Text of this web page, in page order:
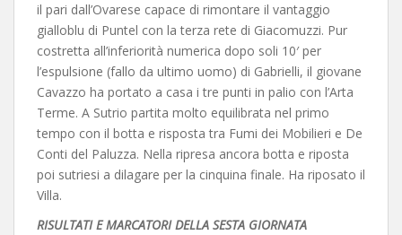
il pari dall’Ovarese capace di rimontare il vantaggio
gialloblu di Puntel con la terza rete di Giacomuzzi. Pur
costretta all’inferiorità numerica dopo soli 10′ per
l’espulsione (fallo da ultimo uomo) di Gabrielli, il giovane
Cavazzo ha portato a casa i tre punti in palio con l’Arta
Terme. A Sutrio partita molto equilibrata nel primo
tempo con il botta e risposta tra Fumi dei Mobilieri e De
Conti del Paluzza. Nella ripresa ancora botta e riposta
poi sutriesi a dilagare per la cinquina finale. Ha riposato il
Villa.
RISULTATI E MARCATORI DELLA SESTA GIORNATA